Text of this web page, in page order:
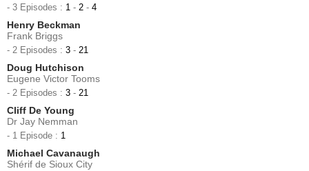
- 3 Episodes : 1 - 2 - 4
Henry Beckman
Frank Briggs
- 2 Episodes : 3 - 21
Doug Hutchison
Eugene Victor Tooms
- 2 Episodes : 3 - 21
Cliff De Young
Dr Jay Nemman
- 1 Episode : 1
Michael Cavanaugh
Shérif de Sioux City